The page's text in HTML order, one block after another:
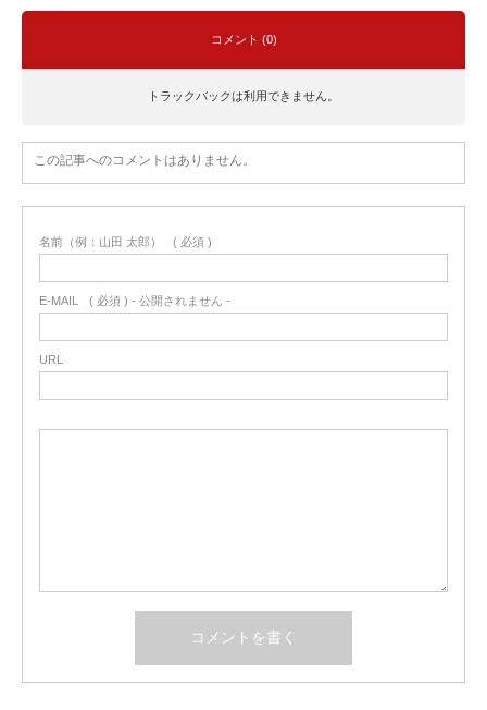
コメント (0)
トラックバックは利用できません。
この記事へのコメントはありません。
名前（例：山田 太郎） ( 必須 )
E-MAIL ( 必須 ) - 公開されません -
URL